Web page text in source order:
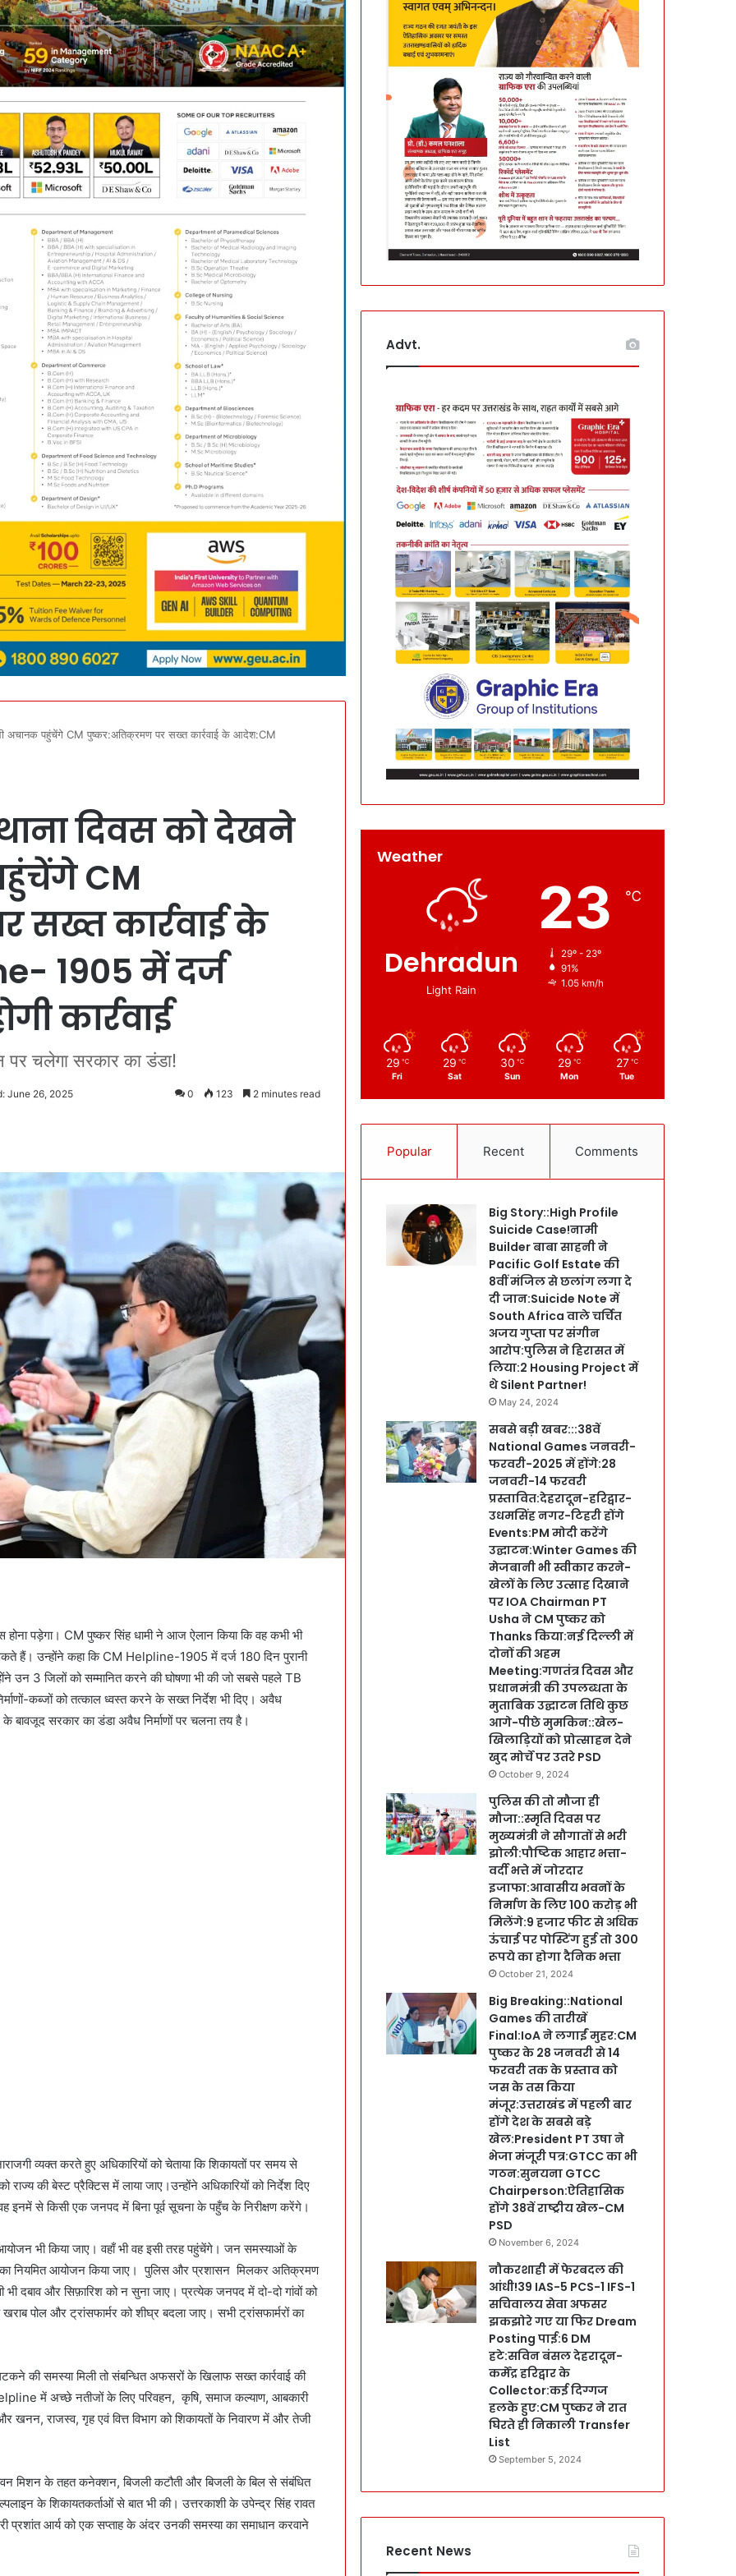
अचानक पहुंचेंगे CM पुष्कर:अतिक्रमण पर सख्त कार्रवाई के आदेश:CM
दिवस को देखने
CM
सख्त कार्रवाई के
1905 में दर्ज
कार्रवाई
चलेगा सरकार का डंडा!
June 26, 2025 0 123 2 minutes read
पड़ेगा। CM पुष्कर सिंह धामी ने आज ऐलान किया कि वह कभी भी
हैं। उन्होंने कहा कि CM Helpline-1905 में दर्ज 180 दिन पुरानी
उन 3 जिलों को सम्मानित करने की घोषणा भी की जो सबसे पहले TB
कब्जों को तत्काल ध्वस्त करने के सख्त निर्देश भी दिए। अवैध
सरकार का डंडा अवैध निर्माणों पर चलना तय है।
व्यक्त करते हुए अधिकारियों को चेताया कि शिकायतों पर समय से
राज्य की बेस्ट प्रैक्टिस में लाया जाए।उन्होंने अधिकारियों को निर्देश दिए
इनमें से किसी एक जनपद में बिना पूर्व सूचना के पहुँच के निरीक्षण करेंगे।
भी किया जाए। वहाँ भी वह इसी तरह पहुंचेंगे। जन समस्याओं के
का नियमित आयोजन किया जाए। पुलिस और प्रशासन मिलकर अतिक्रमण
दबाव और सिफ़ारिश को न सुना जाए। प्रत्येक जनपद में दो-दो गांवों को
पोल और ट्रांसफार्मर को शीघ्र बदला जाए। सभी ट्रांसफार्मरों का
की समस्या मिली तो संबन्धित अफसरों के खिलाफ सख्त कार्रवाई की
में अच्छे नतीजों के लिए परिवहन, कृषि, समाज कल्याण, आबकारी
और खनन, राजस्व, गृह एवं वित्त विभाग को शिकायतों के निवारण में और तेजी
मिशन के तहत कनेक्शन, बिजली कटौती और बिजली के बिल से संबंधित
के शिकायतकर्ताओं से बात भी की। उत्तरकाशी के उपेन्द्र सिंह रावत
प्रशांत आर्य को एक सप्ताह के अंदर उनकी समस्या का समाधान करवाने
Advt.
Weather
Dehradun
Light Rain
23 ℃
29º - 23º
91%
1.05 km/h
29 ℃
Fri
29 ℃
Sat
30 ℃
Sun
29 ℃
Mon
27 ℃
Tue
Popular Recent Comments
Big Story::High Profile
Suicide Case!नामी
Builder बाबा साहनी ने
Pacific Golf Estate की
8वीं मंजिल से छलांग लगा दे
दी जान:Suicide Note में
South Africa वाले चर्चित
अजय गुप्ता पर संगीन
आरोप:पुलिस ने हिरासत में
लिया:2 Housing Project में
थे Silent Partner!
May 24, 2024
सबसे बड़ी खबर:::38वें
National Games जनवरी-
फरवरी-2025 में होंगे:28
जनवरी-14 फरवरी
प्रस्तावित:देहरादून-हरिद्वार-
उधमसिंह नगर-टिहरी होंगे
Events:PM मोदी करेंगे
उद्घाटन:Winter Games की
मेजबानी भी स्वीकार करने-
खेलों के लिए उत्साह दिखाने
पर IOA Chairman PT
Usha ने CM पुष्कर को
Thanks किया:नई दिल्ली में
दोनों की अहम
Meeting:गणतंत्र दिवस और
प्रधानमंत्री की उपलब्धता के
मुताबिक उद्घाटन तिथि कुछ
आगे-पीछे मुमकिन::खेल-
खिलाड़ियों को प्रोत्साहन देने
खुद मोर्चे पर उतरे PSD
October 9, 2024
पुलिस की तो मौजा ही
मौजा::स्मृति दिवस पर
मुख्यमंत्री ने सौगातों से भरी
झोली:पौष्टिक आहार भत्ता-
वर्दी भत्ते में जोरदार
इजाफा:आवासीय भवनों के
निर्माण के लिए 100 करोड़ भी
मिलेंगे:9 हजार फीट से अधिक
ऊंचाई पर पोस्टिंग हुई तो 300
रूपये का होगा दैनिक भत्ता
October 21, 2024
Big Breaking::National
Games की तारीखें
Final:IoA ने लगाईं मुहर:CM
पुष्कर के 28 जनवरी से 14
फरवरी तक के प्रस्ताव को
जस के तस किया
मंजूर:उत्तराखंड में पहली बार
होंगे देश के सबसे बड़े
खेल:President PT उषा ने
भेजा मंजूरी पत्र:GTCC का भी
गठन:सुनयना GTCC
Chairperson:ऐतिहासिक
होंगे 38वें राष्ट्रीय खेल-CM
PSD
November 6, 2024
नौकरशाही में फेरबदल की
आंधी!39 IAS-5 PCS-1 IFS-1
सचिवालय सेवा अफसर
झकझोरे गए या फिर Dream
Posting पाई:6 DM
हटे:सविन बंसल देहरादून-
कर्मेंद्र हरिद्वार के
Collector:कई दिग्गज
हलके हुए:CM पुष्कर ने रात
घिरते ही निकाली Transfer
List
September 5, 2024
Recent News